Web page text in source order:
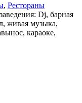
, Рестораны
Dj, барная
живая музыка,
караоке,